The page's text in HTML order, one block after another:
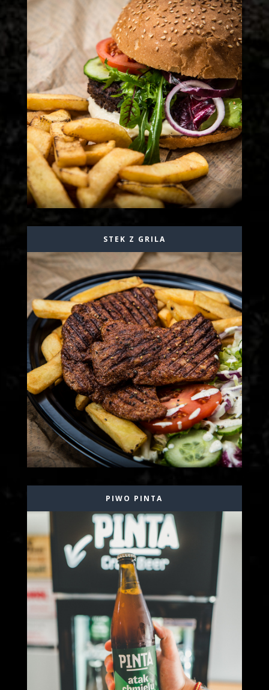
STEK Z GRILA
PIWO PINTA